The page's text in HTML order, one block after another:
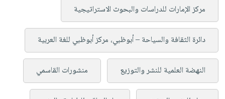
مركز الإمارات للدراسات والبحوث الاستراتيجية
دائرة الثقافة والسياحة – أبوظبي، مركز أبوظبي للغة العربية
النهضة العلمية للنشر والتوزيع منشورات القاسمي